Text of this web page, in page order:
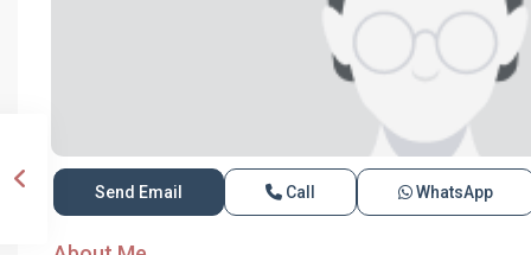
Send Email Call WhatsApp